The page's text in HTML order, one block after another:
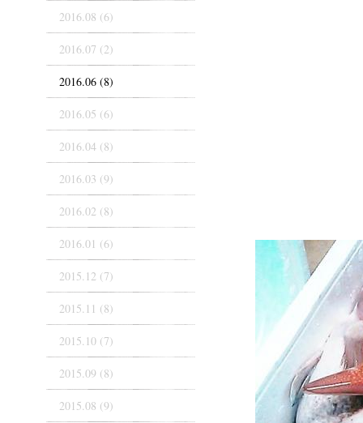
2016.08 (6)
2016.07 (2)
2016.06 (8)
2016.05 (6)
2016.04 (8)
2016.03 (9)
2016.02 (8)
2016.01 (6)
2015.12 (7)
2015.11 (8)
2015.10 (7)
2015.09 (8)
2015.08 (9)